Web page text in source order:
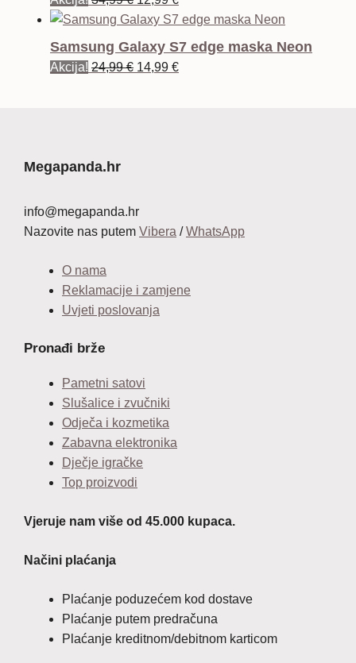
cijena
bila
cijena
12,99 €.
Samsung Galaxy S7 edge maska Neon
Akcija! 24,99€ Izvorna
14,99 €Trenutna
Megapanda.hr
info@megapanda.hr
Nazovite nas putem Vibera /WhatsApp
O nama
Reklamacije i zamjene
Uvjeti poslovanja
Pronađi brže
Pametni satovi
Slušalice i zvučniki
Odječa i kozmetika
Zabavna elektronika
Dječje igračke
Top proizvodi
Vjeruje nam više od 45.000 kupaca.
Načini plaćanja
Plaćanje poduzećem kod dostave
Plaćanje putem predračuna
Plaćanje kreditnom/debitnom karticom